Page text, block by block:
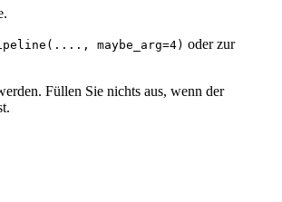
maybe_arg=4) oder zur
Füllen Sie nichts aus, wenn der